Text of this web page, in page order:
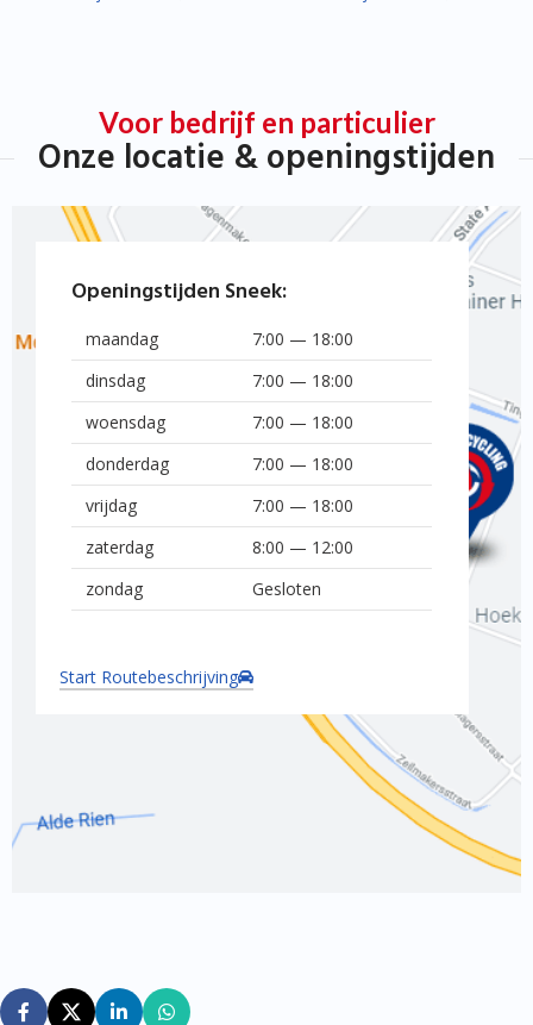
Voor bedrijf en particulier
Onze locatie & openingstijden
Openingstijden Sneek:
maandag
7:00 — 18:00
dinsdag
7:00 — 18:00
woensdag
7:00 — 18:00
donderdag
7:00 — 18:00
vrijdag
7:00 — 18:00
zaterdag
8:00 — 12:00
zondag
Gesloten
Start Routebeschrijving